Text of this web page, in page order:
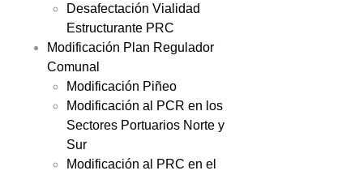
Desafectación Vialidad
Estructurante PRC
Modificación Plan Regulador
Comunal
Modificación Piñeo
Modificación al PCR en los
Sectores Portuarios Norte y
Sur
Modificación al PRC en el